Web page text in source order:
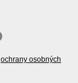
ochrany osobných